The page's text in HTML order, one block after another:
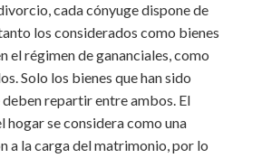
cada cónyuge dispone de
los considerados como bienes
el régimen de gananciales, como
Solo los bienes que han sido
deben repartir entre ambos. El
hogar se considera como una
a la carga del matrimonio, por lo